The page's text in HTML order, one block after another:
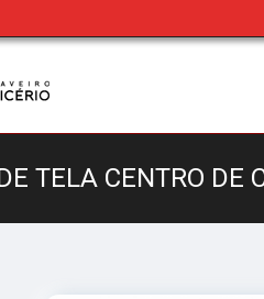
TELA CENTRO DE